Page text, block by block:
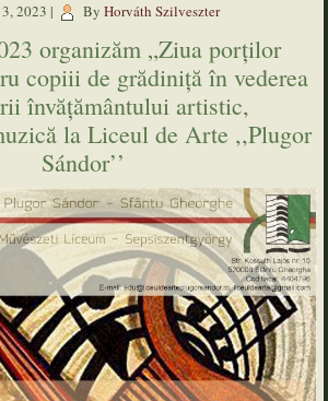
2023 | By Horváth Szilveszter
organizăm „Ziua porţilor
copiii de grădiniță în vederea
învățământului artistic,
la Liceul de Arte ,,Plugor
Sándor’’